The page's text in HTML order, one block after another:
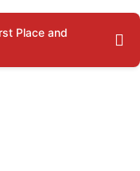
Place and